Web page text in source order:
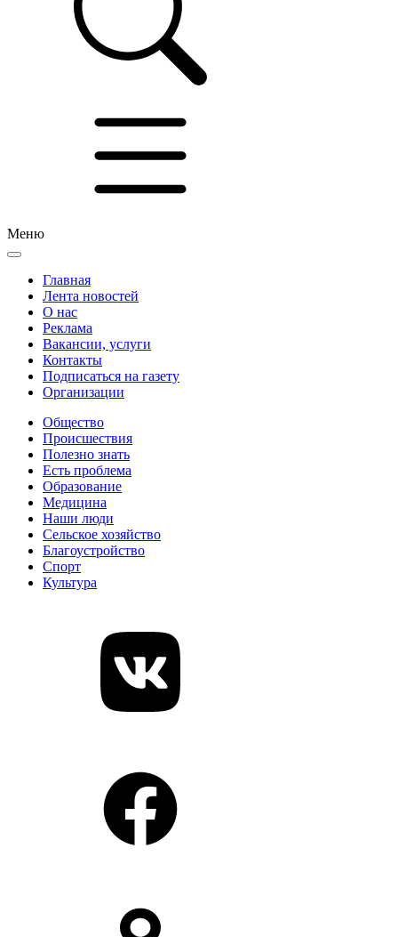
Меню
Главная
Лента новостей
О нас
Реклама
Вакансии, услуги
Контакты
Подписаться на газету
Организации
Общество
Происшествия
Полезно знать
Есть проблема
Образование
Медицина
Наши люди
Сельское хозяйство
Благоустройство
Спорт
Культура